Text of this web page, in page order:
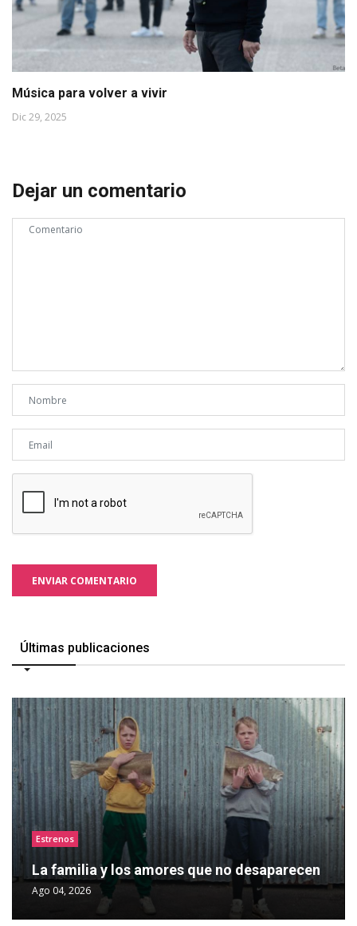
Música para volver a vivir
Dic 29, 2025
Dejar un comentario
ENVIAR COMENTARIO
Últimas publicaciones
Estrenos
La familia y los amores que no desaparecen
Ago 04, 2026